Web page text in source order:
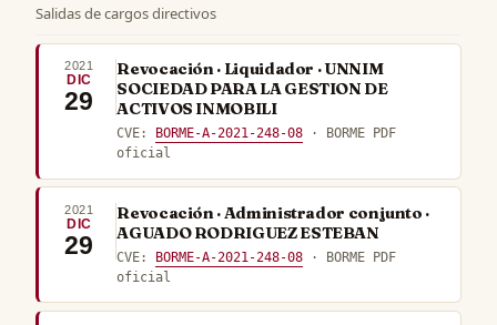
Salidas de cargos directivos
2021
DIC
29
Revocación · Liquidador · UNNIM
SOCIEDAD PARA LA GESTION DE
ACTIVOS INMOBILI
CVE: BORME-A-2021-248-08 · BORME PDF
oficial
2021
DIC
29
Revocación · Administrador conjunto ·
AGUADO RODRIGUEZ ESTEBAN
CVE: BORME-A-2021-248-08 · BORME PDF
oficial